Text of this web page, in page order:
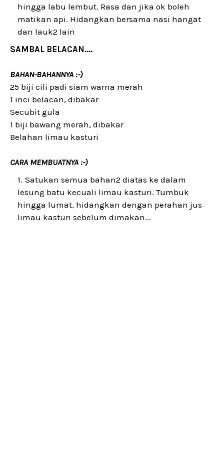
hingga labu lembut. Rasa dan jika ok boleh
matikan api. Hidangkan bersama nasi hangat
dan lauk2 lain
SAMBAL BELACAN....
BAHAN-BAHANNYA :-)
25 biji cili padi siam warna merah
1 inci belacan, dibakar
Secubit gula
1 biji bawang merah, dibakar
Belahan limau kasturi
CARA MEMBUATNYA :-)
Satukan semua bahan2 diatas ke dalam
lesung batu kecuali limau kasturi. Tumbuk
hingga lumat, hidangkan dengan perahan jus
limau kasturi sebelum dimakan...